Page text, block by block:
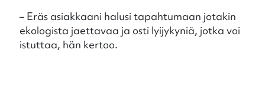
– Eräs asiakkaani halusi tapahtumaan jotakin
ekologista jaettavaa ja osti lyijykyniä, jotka voi
istuttaa, hän kertoo.